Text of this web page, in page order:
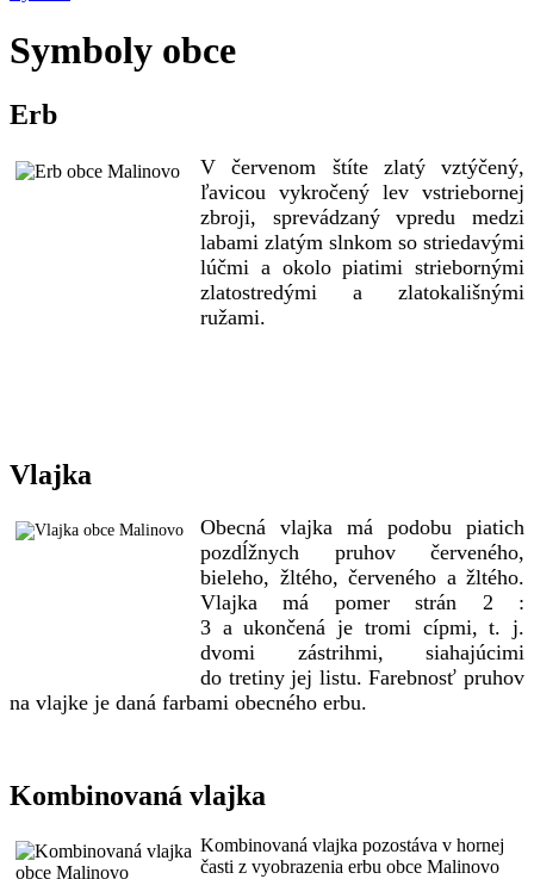
Symboly obce
Erb
V červenom štíte zlatý vztýčený,
ľavicou vykročený lev vstriebornej
zbroji, sprevádzaný vpredu medzi
labami zlatým slnkom so striedavými
lúčmi a okolo piatimi striebornými
zlatostredými a zlatokališnými
ružami.
Vlajka
Obecná vlajka má podobu piatich
pozdĺžnych pruhov červeného,
bieleho, žltého, červeného a žltého.
Vlajka má pomer strán 2 :
3 a ukončená je tromi cípmi, t. j.
dvomi zástrihmi, siahajúcimi
do tretiny jej listu. Farebnosť pruhov
na vlajke je daná farbami obecného erbu.
Kombinovaná vlajka
Kombinovaná vlajka pozostáva v hornej
časti z vyobrazenia erbu obce Malinovo